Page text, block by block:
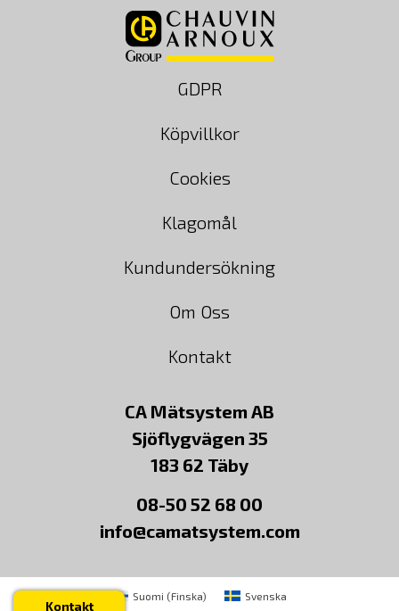
GDPR
Köpvillkor
Cookies
Klagomål
Kundundersökning
Om Oss
Kontakt
CA Mätsystem AB
Sjöflygvägen 35
183 62 Täby
08-50 52 68 00
info@camatsystem.com
Kontakt
Suomi (Finska) Svenska